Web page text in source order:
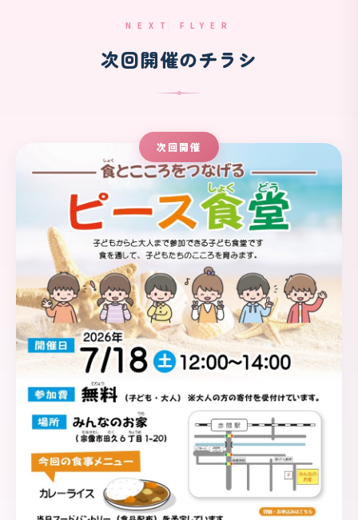
NEXT FLYER
次回開催のチラシ
次回開催